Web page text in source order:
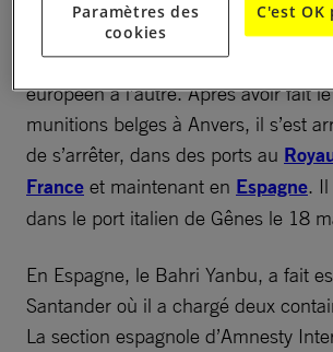
Chargé d’armes qui risquent d’être
guerre auYémen, le Bahri Yanbu
européen à l’autre. Après avoir fait
munitions belges à Anvers, il s’est
de s’arrêter, dans des ports au
France et maintenant en Espagne. Il
dans le port italien de Gênes le 18
En Espagne, le Bahri Yanbu, a fait
Santander où il a chargé deux
La section espagnole d’Amnesty
Paramètres des
cookies
C'est OK